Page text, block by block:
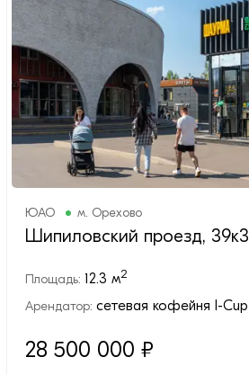
ЮАО м. Орехово
Шипиловский проезд, 39к3
Площадь: 12.3 м2
Арендатор: сетевая кофейня I-Cup
28 500 000 ₽